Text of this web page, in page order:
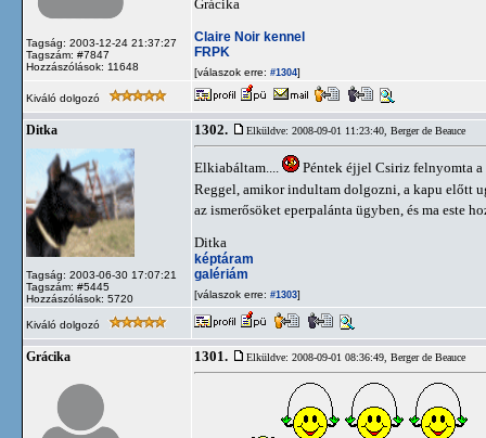
Tagság: 2003-12-24 21:37:27
Tagszám: #7847
Hozzászólások: 11648
Grácika
Claire Noir kennel
FRPK
[válaszok erre: #1304]
Kiváló dolgozó
Ditka
Tagság: 2003-06-30 17:07:21
Tagszám: #5445
Hozzászólások: 5720
1302. Elküldve: 2008-09-01 11:23:40, Berger de Beauce
Elkiabáltam....
Péntek éjjel Csiriz felnyomta a
Reggel, amikor indultam dolgozni, a kapu előtt
az ismerősöket eperpalánta ügyben, és ma este
Ditka
képtáram
galériám
[válaszok erre: #1303]
Kiváló dolgozó
Grácika 1301. Elküldve: 2008-09-01 08:36:49, Berger de Beauce